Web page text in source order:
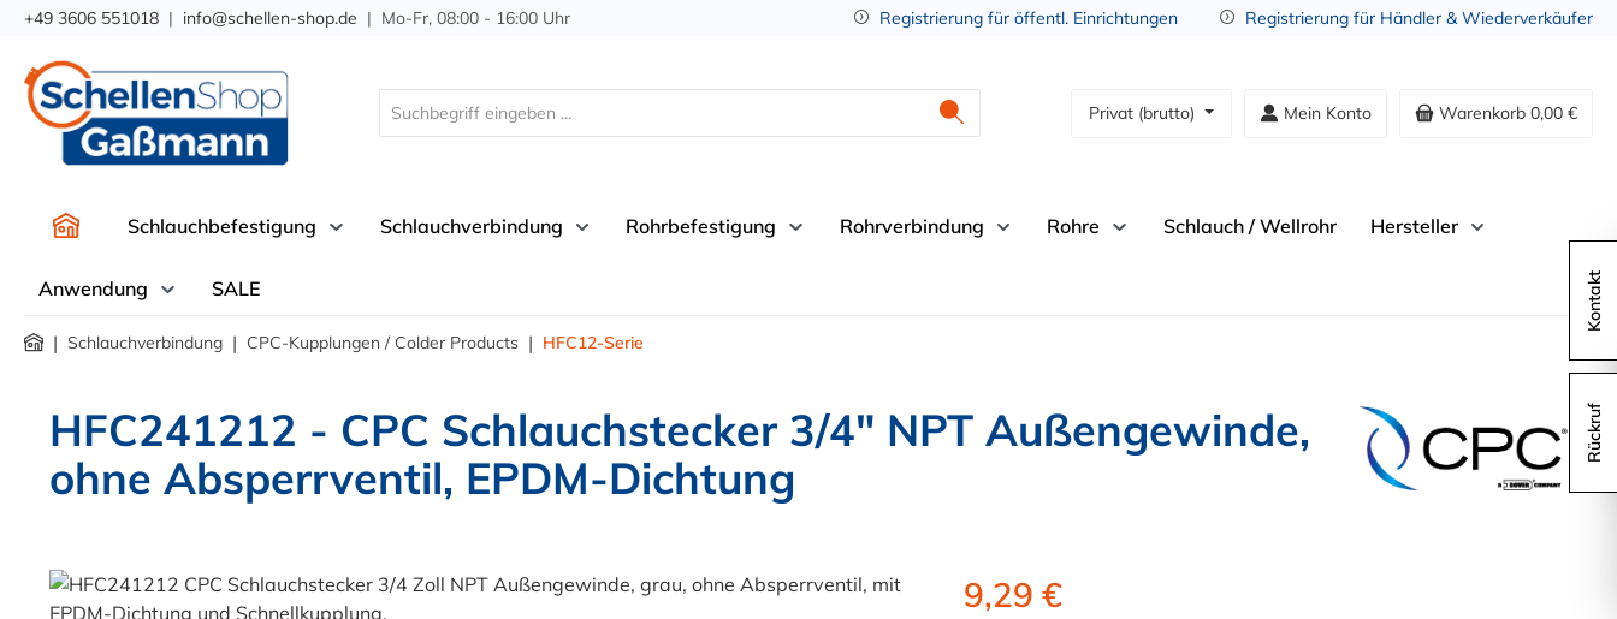
Zur Hauptnavigation springen
+49 3606 551018 | info@schellen-shop.de | Mo-Fr, 08:00 - 16:00 Uhr Registrierung für öffentl. Einrichtungen Registrierung für Händler & Wiederverkäufer
Privat (brutto) Mein Konto Warenkorb 0,00 €
Schlauchbefestigung Schlauchverbindung Rohrbefestigung Rohrverbindung Rohre Schlauch / Wellrohr Hersteller
Anwendung SALE
| Schlauchverbindung | CPC-Kupplungen / Colder Products | HFC12-Serie
HFC241212 - CPC Schlauchstecker 3/4" NPT Außengewinde,
ohne Absperrventil, EPDM-Dichtung
Bildergalerie überspringen 9,29 €
Kontakt
Rückruf